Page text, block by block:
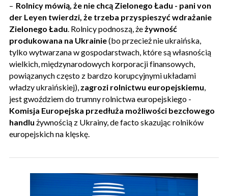
– Rolnicy mówią, że nie chcą Zielonego Ładu - pani von
der Leyen twierdzi, że trzeba przyspieszyć wdrażanie
Zielonego Ładu. Rolnicy podnoszą, żeżywność
produkowana na Ukrainie(bo przecież nie ukraińska,
tylko wytwarzana w gospodarstwach, które są własnością
wielkich, międzynarodowych korporacji finansowych,
powiązanych często z bardzo korupcyjnymi układami
władzy ukraińskiej), zagrozi rolnictwu europejskiemu,
jest gwoździem do trumny rolnictwa europejskiego -
Komisja Europejska przedłuża możliwości bezcłowego
handlu żywnością z Ukrainy, de facto skazując rolników
europejskich na klęskę.